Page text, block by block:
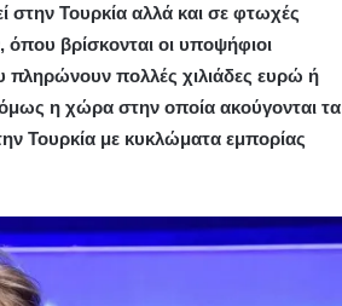
στην Τουρκία αλλά και σε φτωχές
βρίσκονται οι υποψήφιοι
πολλές χιλιάδες ευρώ ή
η χώρα στην οποία ακούγονται τα
Τουρκία με κυκλώματα εμπορίας